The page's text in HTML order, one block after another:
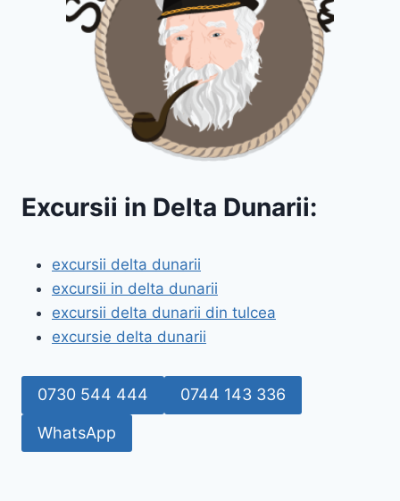
Excursii in Delta Dunarii:
excursii delta dunarii
excursii in delta dunarii
excursii delta dunarii din tulcea
excursie delta dunarii
0730 544 444 0744 143 336
WhatsApp